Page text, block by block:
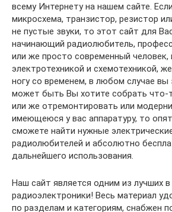
всему Интернету на нашем сайте.
микросхема, транзистор, резистор
не пустые звуки, то этот сайт для
начинающий радиолюбитель,
или же просто современный
электротехникой и схемотехникой,
ногу со временем, в любом случае вы
может быть Вы хотите собрать что-
или же отремонтировать или
имеющеюся у вас аппаратуру, то
сможете найти нужные
радиолюбителей и абсолютно
дальнейшего использования.
Наш сайт является одним из лучших
радиоэлектроники! Весь материал
по разделам и категориям, снабжен